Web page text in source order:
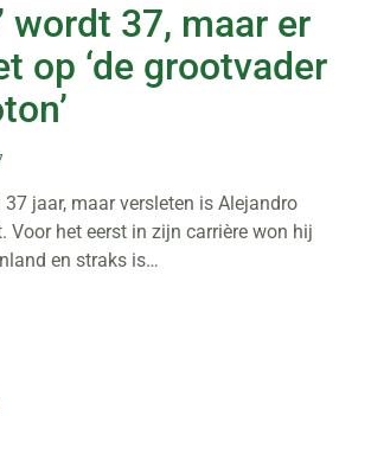
wordt 37, maar er
op ‘de grootvader
jaar, maar versleten is Alejandro
Voor het eerst in zijn carrière won hij
en straks is…